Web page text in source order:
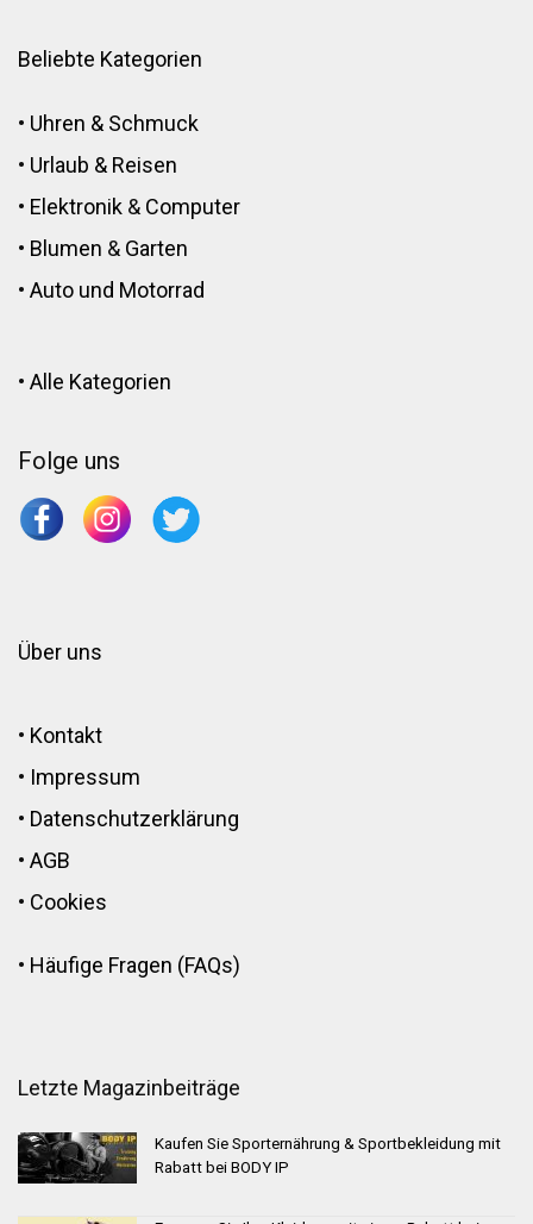
Beliebte Kategorien
• Uhren & Schmuck
• Urlaub & Reisen
• Elektronik & Computer
• Blumen & Garten
• Auto und Motorrad
• Alle Kategorien
Folge uns
Über uns
• Kontakt
• Impressum
• Datenschutzerklärung
• AGB
• Cookies
• Häufige Fragen (FAQs)
Letzte Magazinbeiträge
Kaufen Sie Sporternährung & Sportbekleidung mit
Rabatt bei BODY IP